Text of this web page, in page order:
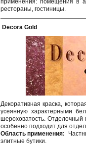
применения: помещения в
рестораны, гостиницы.
Decora Gold
Декоративная краска,
усеянную характерными
шероховатость. Отделочный
особенно подходит для
Область применения:
элитные бутики.